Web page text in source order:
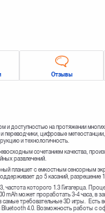
Отзывы
и доступностью на протяжении
переводчики, цифровые
и технологичность.
сочетанием качества,
развлечений.
планшет с емкостным сенсорным
до 5 касаний,
которого 1.3 Гигагерца.
mAh может проработать 3-4 часа,
самые требовательные 3D игры.
Bluetooth 4.0. Возможность работы с